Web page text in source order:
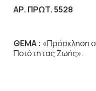
ΑΡ. ΠΡΩΤ. 5528
ΘΕΜΑ : «Πρόσκληση
Ποιότητας Ζωής».